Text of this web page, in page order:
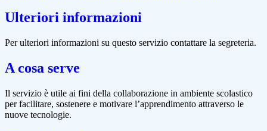
Ulteriori informazioni
Per ulteriori informazioni su questo servizio contattare la segreteria.
A cosa serve
Il servizio è utile ai fini della collaborazione in ambiente scolastico
per facilitare, sostenere e motivare l’apprendimento attraverso le
nuove tecnologie.